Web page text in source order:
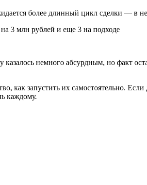
более длинный цикл сделки — в
немного абсурдным, но факт
как запустить их самостоятельно.
каждому.